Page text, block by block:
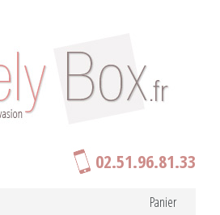
02.51.96.81.33
Panier